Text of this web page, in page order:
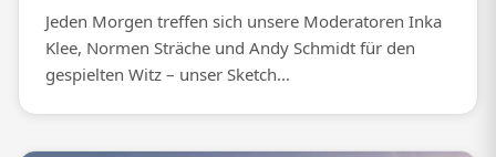
Jeden Morgen treffen sich unsere Moderatoren Inka
Klee, Normen Sträche und Andy Schmidt für den
gespielten Witz – unser Sketch...